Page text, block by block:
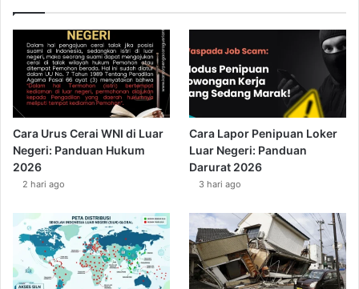
Cara Urus Cerai WNI di Luar
Negeri: Panduan Hukum
2026
2 hari ago
Cara Lapor Penipuan Loker
Luar Negeri: Panduan
Darurat 2026
3 hari ago